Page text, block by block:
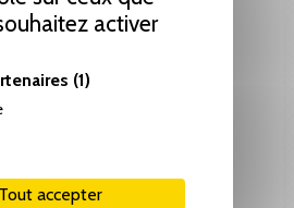
activer
(1)
Tout accepter